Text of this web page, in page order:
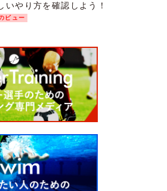
いやり方を確認しよう！
ビュー